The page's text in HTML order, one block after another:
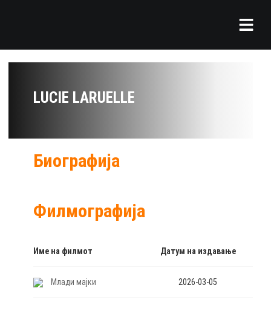
LUCIE LARUELLE
Биографија
Филмографија
Име на филмот Датум на издавање
Млади мајки 2026-03-05